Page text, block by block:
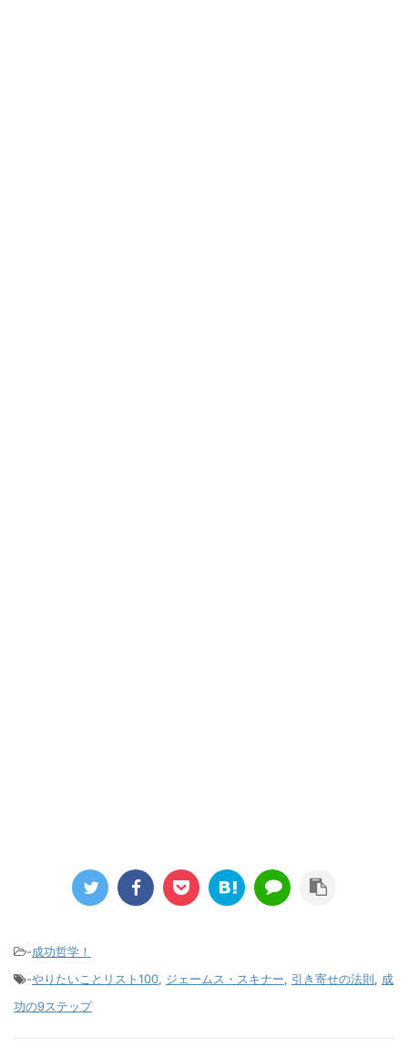
-成功哲学！
-やりたいことリスト100, ジェームス・スキナー, 引き寄せの法則, 成
功の9ステップ